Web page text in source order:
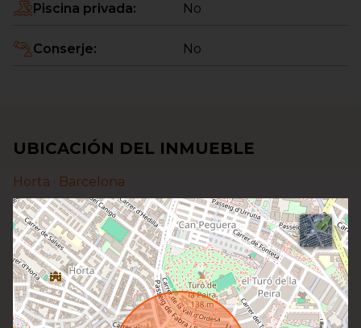
Piscina privada: No
Conserje: No
UBICACIÓN DEL INMUEBLE
Horta · Barcelona